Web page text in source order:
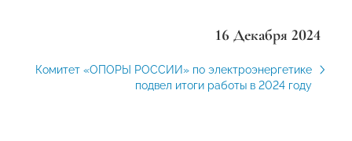
16 Декабря 2024
Комитет «ОПОРЫ РОССИИ» по электроэнергетике
подвел итоги работы в 2024 году